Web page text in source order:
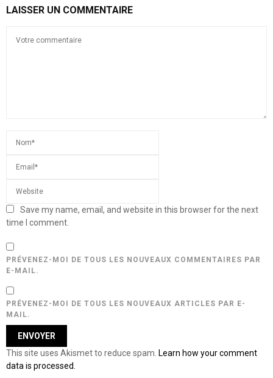
LAISSER UN COMMENTAIRE
Save my name, email, and website in this browser for the next
time I comment.
PRÉVENEZ-MOI DE TOUS LES NOUVEAUX COMMENTAIRES PAR
E-MAIL.
PRÉVENEZ-MOI DE TOUS LES NOUVEAUX ARTICLES PAR E-
MAIL.
This site uses Akismet to reduce spam. Learn how your comment
data is processed.